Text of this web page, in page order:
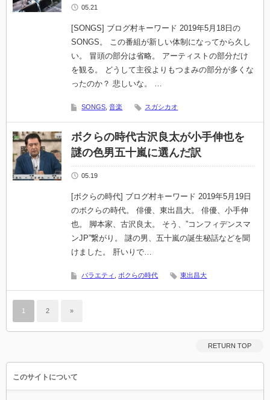
05.21
[SONGS] ブログ村キーワード 2019年5月18日の
SONGS。 この番組が新しい体制になってから久し
い。 冒頭の部分は省略。 アーティストの部分だけ
を観る。 どうして主役よりもつまみの部分が多くな
ったのか？ 悲しいな。 …
SONGS ,音楽 スガシカオ
ボクらの時代古沢良太が小手伸也を
謎の色男五十嵐に選んだ訳
05.19
[ボクらの時代] ブログ村キーワード 2019年5月19日
のボクらの時代。 俳優、東出昌大。 俳優、小手伸
也。 脚本家、古沢良太。 そう、”コンフィデンスマ
ンJP”繋がり。 謎の男、五十嵐の誕生秘話などを聞
けました。 肝いりで…
バラエティ ボクらの時代 東出昌大
1 2 »
RETURN TOP
このサイトについて